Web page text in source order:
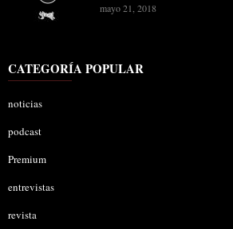
mayo 21, 2018
CATEGORÍA POPULAR
noticias
podcast
Premium
entrevistas
revista